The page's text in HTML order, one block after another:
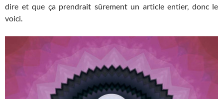
dire et que ça prendrait sûrement un article entier, donc le
voici.